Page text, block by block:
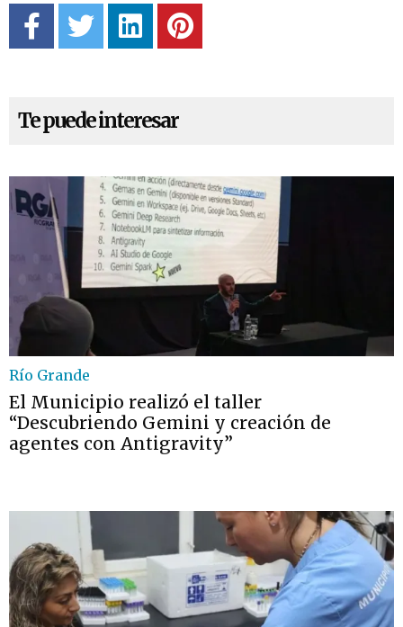
Te puede interesar
Río Grande
El Municipio realizó el taller
“Descubriendo Gemini y creación de
agentes con Antigravity”